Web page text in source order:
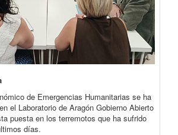
de Emergencias Humanitarias se ha
el Laboratorio de Aragón Gobierno Abierto
puesta en los terremotos que ha sufrido
días.